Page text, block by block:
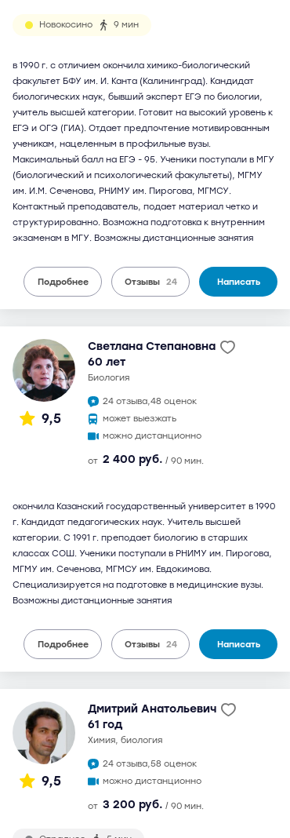
Новокосино 9 мин
в 1990 г. с отличием окончила химико-биологический
факультет БФУ им. И. Канта (Калининград). Кандидат
биологических наук, бывший эксперт ЕГЭ по биологии,
учитель высшей категории. Готовит на высокий уровень к
ЕГЭ и ОГЭ (ГИА). Отдает предпочтение мотивированным
ученикам, нацеленным в профильные вузы.
Максимальный балл на ЕГЭ - 95. Ученики поступали в МГУ
(биологический и психологический факультеты), МГМУ
им. И.М. Сеченова, РНИМУ им. Пирогова, МГМСУ.
Контактный преподаватель, подает материал четко и
структурированно. Возможна подготовка к внутренним
экзаменам в МГУ. Возможны дистанционные занятия
Подробнее Отзывы 24 Написать
9,5
Светлана Степановна
60 лет
биология
24 отзыва,48 оценок
может выезжать
можно дистанционно
от 2 400 руб. / 90 мин.
окончила Казанский государственный университет в 1990
г. Кандидат педагогических наук. Учитель высшей
категории. С 1991 г. преподает биологию в старших
классах СОШ. Ученики поступали в РНИМУ им. Пирогова,
МГМУ им. Сеченова, МГМСУ им. Евдокимова.
Специализируется на подготовке в медицинские вузы.
Возможны дистанционные занятия
Подробнее Отзывы 24 Написать
9,5
Дмитрий Анатольевич
61 год
химия, биология
24 отзыва,58 оценок
можно дистанционно
от 3 200 руб. / 90 мин.